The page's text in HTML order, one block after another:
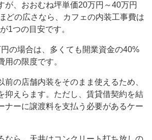
が、おおむね坪単価20万円～40万円
どの広さなら、カフェの内装工事費は
1つの目安です。
の場合は、多くても開業資金の40%
用の限度です。
前の店舗内装をそのまま使えるため、
抑えらます。ただし、賃貸借契約を結
ナーに譲渡料を支払う必要があるケー